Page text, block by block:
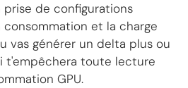
prise de configurations
et la charge
vas générer un delta plus ou
t'empêchera toute lecture
GPU.